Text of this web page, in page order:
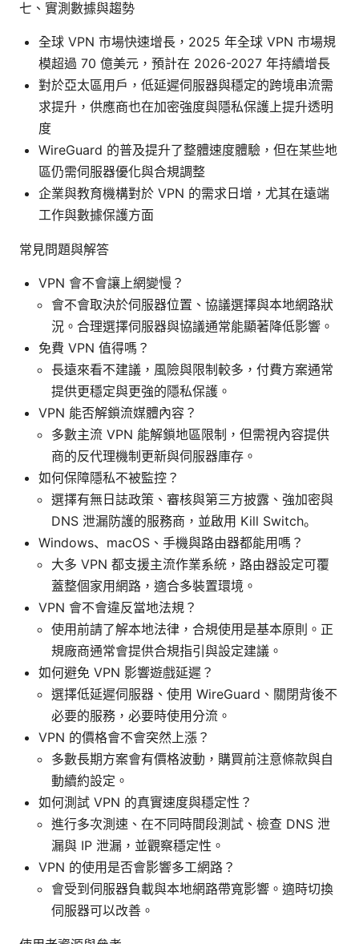
七、實測數據與趨勢
全球 VPN 市場快速增長，2025 年全球 VPN 市場規
模超過 70 億美元，預計在 2026-2027 年持續增長
對於亞太區用戶，低延遲伺服器與穩定的跨境串流需
求提升，供應商也在加密強度與隱私保護上提升透明
度
WireGuard 的普及提升了整體速度體驗，但在某些地
區仍需伺服器優化與合規調整
企業與教育機構對於 VPN 的需求日增，尤其在遠端
工作與數據保護方面
常見問題與解答
VPN 會不會讓上網變慢？
會不會取決於伺服器位置、協議選擇與本地網路狀
況。合理選擇伺服器與協議通常能顯著降低影響。
免費 VPN 值得嗎？
長遠來看不建議，風險與限制較多，付費方案通常
提供更穩定與更強的隱私保護。
VPN 能否解鎖流媒體內容？
多數主流 VPN 能解鎖地區限制，但需視內容提供
商的反代理機制更新與伺服器庫存。
如何保障隱私不被監控？
選擇有無日誌政策、審核與第三方披露、強加密與
DNS 泄漏防護的服務商，並啟用 Kill Switch。
Windows、macOS、手機與路由器都能用嗎？
大多 VPN 都支援主流作業系統，路由器設定可覆
蓋整個家用網路，適合多裝置環境。
VPN 會不會違反當地法規？
使用前請了解本地法律，合規使用是基本原則。正
規廠商通常會提供合規指引與設定建議。
如何避免 VPN 影響遊戲延遲？
選擇低延遲伺服器、使用 WireGuard、關閉背後不
必要的服務，必要時使用分流。
VPN 的價格會不會突然上漲？
多數長期方案會有價格波動，購買前注意條款與自
動續約設定。
如何測試 VPN 的真實速度與穩定性？
進行多次測速、在不同時間段測試、檢查 DNS 泄
漏與 IP 泄漏，並觀察穩定性。
VPN 的使用是否會影響多工網路？
會受到伺服器負載與本地網路帶寬影響。適時切換
伺服器可以改善。